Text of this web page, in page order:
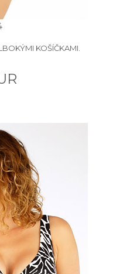
KOŠÍČKAMI.